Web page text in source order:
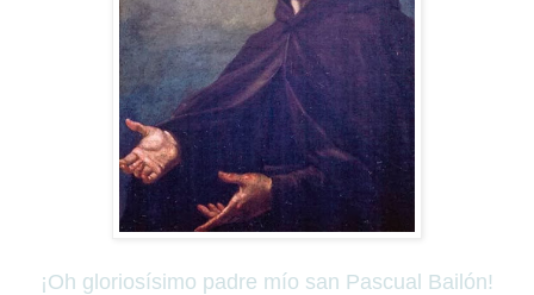
¡Oh gloriosísimo padre mío san Pascual Bailón!